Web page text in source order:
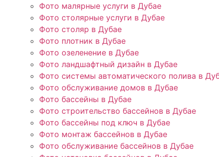
Фото малярные услуги в Дубае
Фото столярные услуги в Дубае
Фото столяр в Дубае
Фото плотник в Дубае
Фото озеленение в Дубае
Фото ландшафтный дизайн в Дубае
Фото системы автоматического полива в
Фото обслуживание домов в Дубае
Фото бассейны в Дубае
Фото строительство бассейнов в Дубае
Фото бассейны под ключ в Дубае
Фото монтаж бассейнов в Дубае
Фото обслуживание бассейнов в Дубае